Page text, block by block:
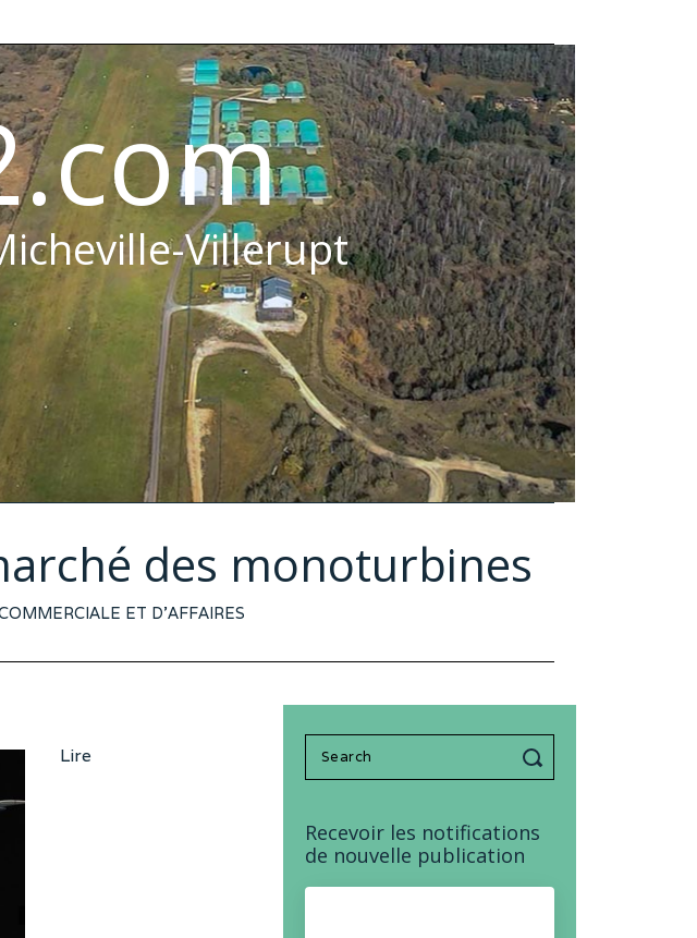
Villerupt
des monoturbines
ET D'AFFAIRES
Lire
Search
for:
Recevoir les notifications
de nouvelle publication